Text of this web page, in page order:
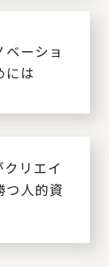
ベーショ
には
リエイ
つ人的資